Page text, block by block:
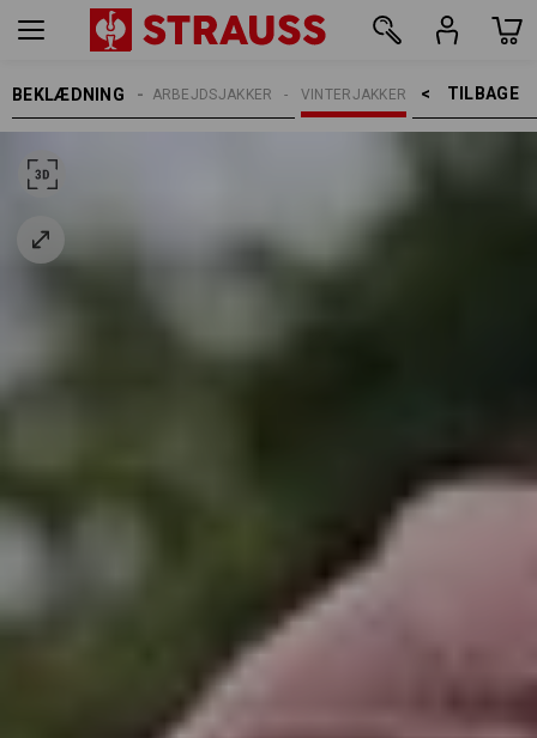
BEKLÆDNING TILBAGE    >
VINTERJAKKER
ARBEJDSJAKKER
DAMER